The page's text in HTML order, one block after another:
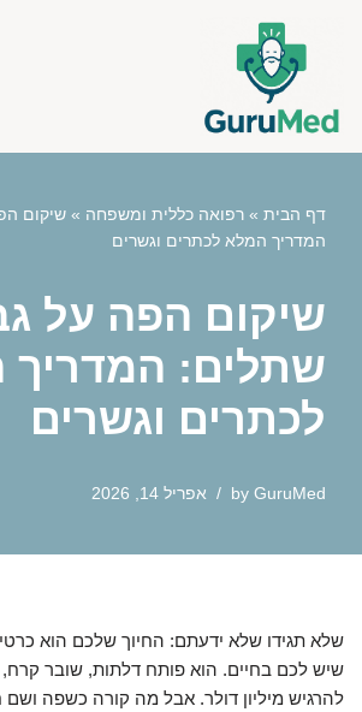
content
דף הבית » רפואה כללית ומשפחה » שיקום
המדריך המלא לכתרים וגשרים
שיקום הפה על
שתלים:
לכתרים וגשרים
by GuruMed אפריל 14, 2026
שלא תגידו שלא ידעתם: החיוך שלכם הוא
שיש לכם בחיים. הוא פותח דלתות, שובר קרח,
להרגיש מיליון דולר. אבל מה קורה כשפה ושם